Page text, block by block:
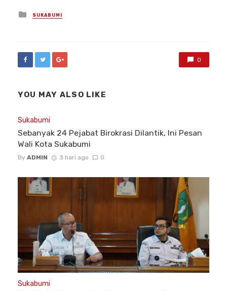
Posted
in
SUKABUMI
0
YOU MAY ALSO LIKE
Sukabumi
Sebanyak 24 Pejabat Birokrasi Dilantik, Ini Pesan
Wali Kota Sukabumi
By ADMIN 3 hari ago 0
Sukabumi